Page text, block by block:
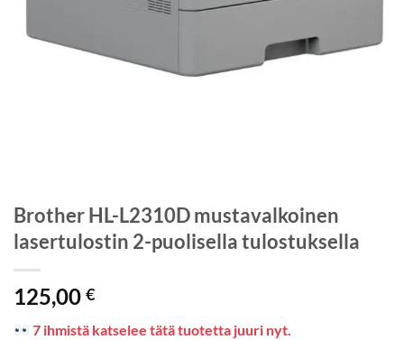
Brother HL-L2310D mustavalkoinen
lasertulostin 2-puolisella tulostuksella
125,00 €
7 ihmistä katselee tätä tuotetta juuri nyt.